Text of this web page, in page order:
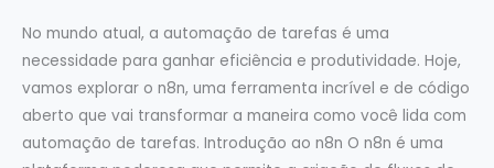
No mundo atual, a automação de tarefas é uma
necessidade para ganhar eficiência e produtividade. Hoje,
vamos explorar o n8n, uma ferramenta incrível e de código
aberto que vai transformar a maneira como você lida com
automação de tarefas. Introdução ao n8n O n8n é uma